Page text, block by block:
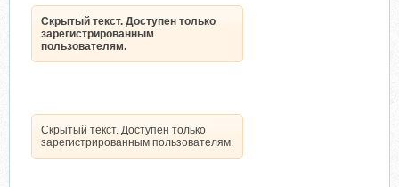
Скрытый текст. Доступен только
зарегистрированным
пользователям.
Скрытый текст. Доступен только
зарегистрированным пользователям.